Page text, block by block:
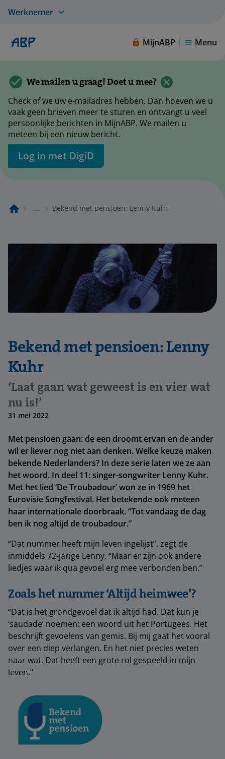
Werknemer
MijnABP Menu
We mailen u graag! Doet u mee?
Check of we uw e-mailadres hebben. Dan hoeven we u
vaak geen brieven meer te sturen en ontvangt u veel
persoonlijke berichten in MijnABP. We mailen u
meteen bij een nieuw bericht.
Log in met DigiD
... Bekend met pensioen: Lenny Kuhr
Bekend met pensioen: Lenny
Kuhr
‘Laat gaan wat geweest is en vier wat
nu is!’
31 mei 2022
Met pensioen gaan: de een droomt ervan en de ander
wil er liever nog niet aan denken. Welke keuze maken
bekende Nederlanders? In deze serie laten we ze aan
het woord. In deel 11: singer-songwriter Lenny Kuhr.
Met het lied ‘De Troubadour’ won ze in 1969 het
Eurovisie Songfestival. Het betekende ook meteen
haar internationale doorbraak. “Tot vandaag de dag
ben ik nog altijd de troubadour.”
“Dat nummer heeft mijn leven ingelijst”, zegt de
inmiddels 72-jarige Lenny. “Maar er zijn ook andere
liedjes waar ik qua gevoel erg mee verbonden ben.”
Zoals het nummer ‘Altijd heimwee’?
“Dat is het grondgevoel dat ik altijd had. Dat kun je
‘saudade’ noemen: een woord uit het Portugees. Het
beschrijft gevoelens van gemis. Bij mij gaat het vooral
over een diep verlangen. En het niet precies weten
naar wat. Dat heeft een grote rol gespeeld in mijn
leven.”